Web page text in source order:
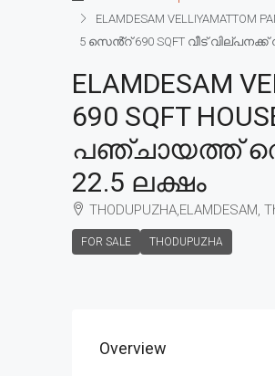
ELAMDESAM
5 സെൻ്റ് 690 SQFT വീട് വില്പനക്ക്
ELAMDESAM
690 SQFT
പഞ്ചായത്ത്
22.5 ലക്ഷം
THODUPUZHA,ELAMDESAM,
FOR SALE THODUPUZHA
Overview